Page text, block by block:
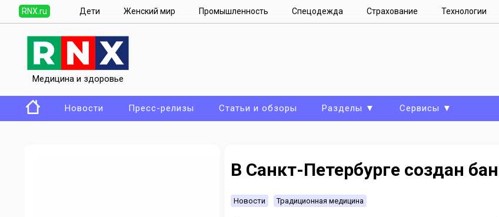
RNX.ru Дети Женский мир Промышленность Спецодежда Страхование Технологии
Медицина и здоровье
Новости Пресс-релизы Статьи и обзоры Разделы ▼ Сервисы ▼
В Санкт-Петербурге создан
Новости Традиционная медицина